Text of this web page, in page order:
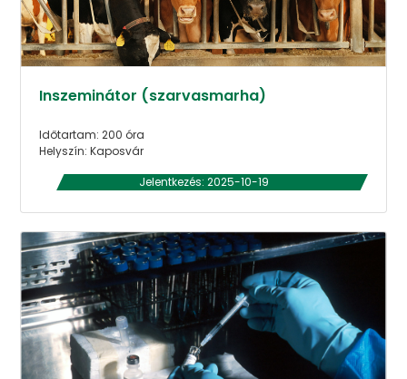
Inszeminátor (szarvasmarha)
Időtartam: 200 óra
Helyszín: Kaposvár
Jelentkezés: 2025-10-19